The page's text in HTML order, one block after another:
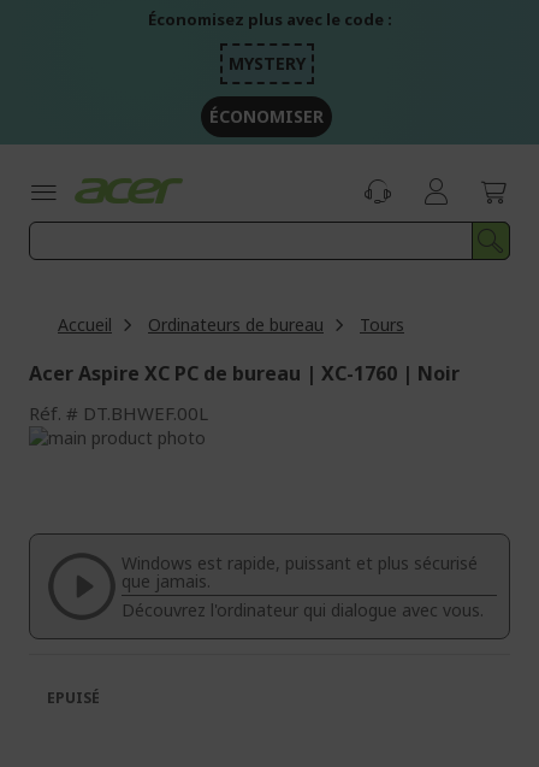
Économisez plus avec le code :
MYSTERY
ÉCONOMISER
Accueil Ordinateurs de bureau Tours
Acer Aspire XC PC de bureau | XC-1760 | Noir
Réf. DT.BHWEF.00L
Passer
de
galerie
d’images
de
Galerie
d’images
Windows est rapide, puissant et plus sécurisé
que jamais.
Découvrez l'ordinateur qui dialogue avec vous.
EPUISÉ